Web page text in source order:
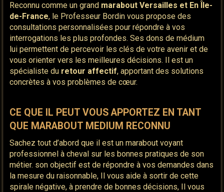
Reconnu comme un grand marabout Versailles et En Île-
de-France, le Professeur Bordin vous propose des
consultations personnalisées pour répondre à vos
interrogations les plus profondes. Ses dons de médium
lui permettent de percevoir les clés de votre avenir et de
vous orienter vers les meilleures décisions. Il est un
spécialiste du retour affectif, apportant des solutions
concrètes à vos problèmes de cœur.
CE QUE IL PEUT VOUS APPORTEZ EN TANT
QUE MARABOUT MEDIUM RECONNU
Sachez tout d’abord que il est un marabout voyant
professionnel à cheval sur les bonnes pratiques de son
métier. son objectif est de répondre à vos demandes dans
la mesure du raisonnable, Il vous aide à sortir de cette
spirale négative, à prendre de bonnes décisions, Il vous